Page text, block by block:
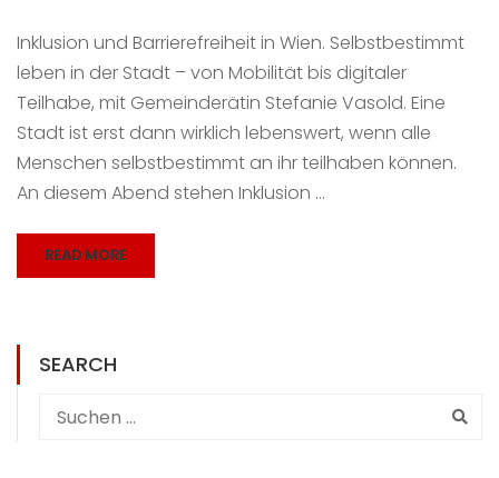
Inklusion und Barrierefreiheit in Wien. Selbstbestimmt
leben in der Stadt – von Mobilität bis digitaler
Teilhabe, mit Gemeinderätin Stefanie Vasold. Eine
Stadt ist erst dann wirklich lebenswert, wenn alle
Menschen selbstbestimmt an ihr teilhaben können.
An diesem Abend stehen Inklusion …
READ MORE
SEARCH